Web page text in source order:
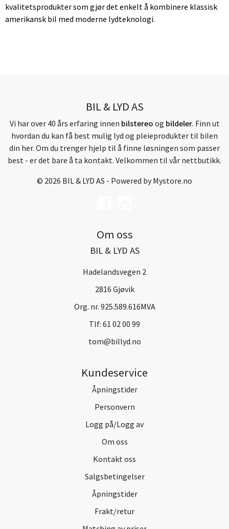
kvalitetsprodukter som gjør det enkelt å kombinere klassisk
amerikansk bil med moderne lydteknologi.
BIL & LYD AS
Vi har over 40 års erfaring innen bilstereo og bildeler. Finn ut
hvordan du kan få best mulig lyd og pleieprodukter til bilen
din her. Om du trenger hjelp til å finne løsningen som passer
best - er det bare å ta kontakt. Velkommen til vår nettbutikk.
© 2026 BIL & LYD AS - Powered byMystore.no
Om oss
BIL & LYD AS
Hadelandsvegen 2
2816 Gjøvik
Org. nr. 925.589.616MVA
Tlf: 61 02 00 99
tom@billyd.no
Kundeservice
Åpningstider
Personvern
Logg på/Logg av
Om oss
Kontakt oss
Salgsbetingelser
Åpningstider
Frakt/retur